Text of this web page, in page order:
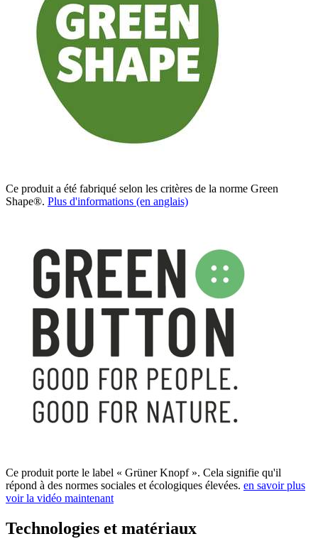
Ce produit a été fabriqué selon les critères de la norme Green
Shape®. Plus d'informations (en anglais)
Ce produit porte le label « Grüner Knopf ». Cela signifie qu'il
répond à des normes sociales et écologiques élevées. en savoir plus
voir la vidéo maintenant
Technologies et matériaux